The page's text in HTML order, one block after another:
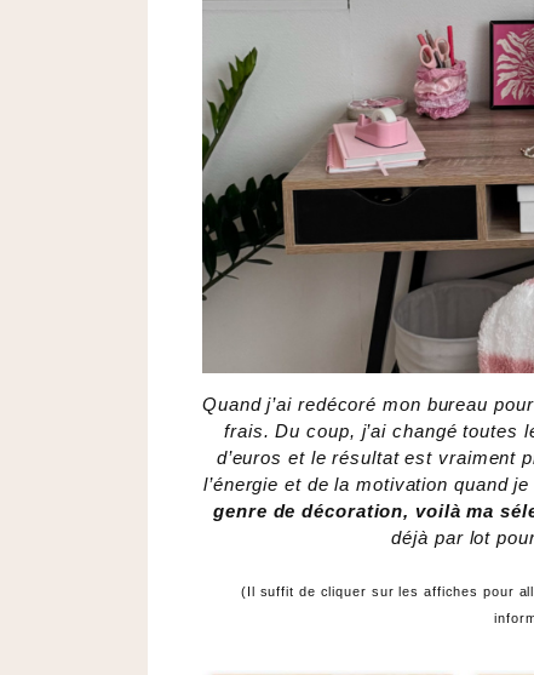
Quand j’ai redécoré mon bureau
frais. Du coup, j’ai changé toutes
d’euros et le résultat est vraiment
l’énergie et de la motivation quand
genre de décoration, voilà ma
déjà par lot
(Il suffit de cliquer sur les affiches pour